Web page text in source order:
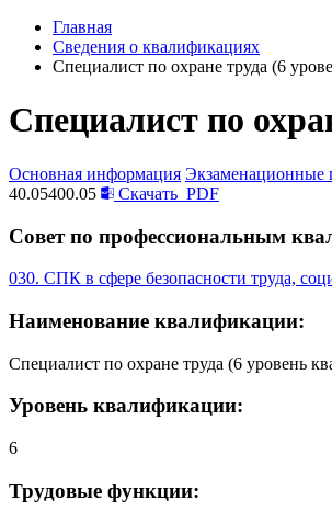
Главная
Сведения о квалификациях
Специалист по охране труда (6
Специалист по
Основная информация Экзаменационные
40.05400.05
Скачать PDF
Совет по профессиональным
030. СПК в сфере безопасности труда,
Наименование квалификации:
Специалист по охране труда (6 уровень
Уровень квалификации:
6
Трудовые функции: